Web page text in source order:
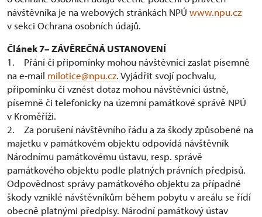
návštěvníka je na webových stránkách NPÚ www.npu.cz
v sekci Ochrana osobních údajů.
Článek 7– ZÁVĚREČNÁ USTANOVENÍ
1. Přání či připomínky mohou návštěvníci zaslat písemně
na e-mail milotice@npu.cz. Vyjádřit svojí pochvalu,
připomínku či vznést dotaz mohou návštěvníci ústně,
písemně či telefonicky na územní památkové správě NPÚ
v Kroměříži.
2. Za porušení návštěvního řádu a za škody způsobené na
majetku v památkovém objektu odpovídá návštěvník
Národnímu památkovému ústavu, resp. správě
památkového objektu podle platných právních předpisů.
Odpovědnost správy památkového objektu za případné
škody vzniklé návštěvníkům během pobytu v areálu se řídí
obecně platnými předpisy. Národní památkový ústav